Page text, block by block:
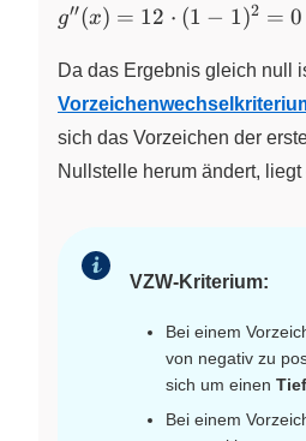
g^{\prime\prime}
1)^{2} = 0
g′′(x) = 12 ⋅ (1 − 1)2 = 0
Da das Ergebnis gleich null
sich das Vorzeichen der
Nullstelle herum ändert,
VZW-Kriterium:
Bei einem
von negativ zu
sich um einen
Bei einem